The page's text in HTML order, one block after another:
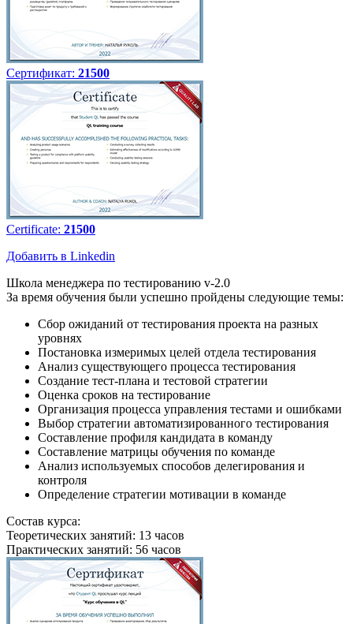
Сертификат: 21500
Certificate: 21500
Добавить в Linkedin
Школа менеджера по тестированию v-2.0
За время обучения были успешно пройдены следующие темы:
Сбор ожиданий от тестирования проекта на разных
уровнях
Постановка измеримых целей отдела тестирования
Анализ существующего процесса тестирования
Создание тест-плана и тестовой стратегии
Оценка сроков на тестирование
Организация процесса управления тестами и ошибками
Выбор стратегии автоматизированного тестирования
Составление профиля кандидата в команду
Составление матрицы обучения по команде
Анализ используемых способов делегирования и
контроля
Определение стратегии мотивации в команде
Состав курса:
Теоретических занятий: 13 часов
Практических занятий: 56 часов